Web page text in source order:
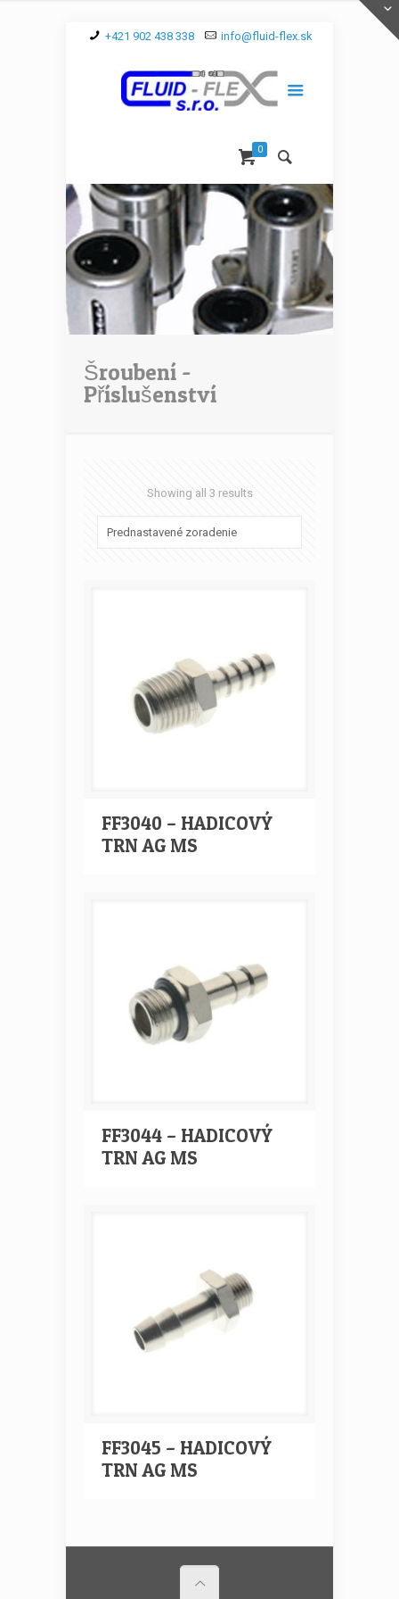
+421 902 438 338 info@fluid-flex.sk
0
Šroubení -
Příslušenství
Showing all 3 results
FF3040 – HADICOVÝ
TRN AG MS
FF3044 – HADICOVÝ
TRN AG MS
FF3045 – HADICOVÝ
TRN AG MS